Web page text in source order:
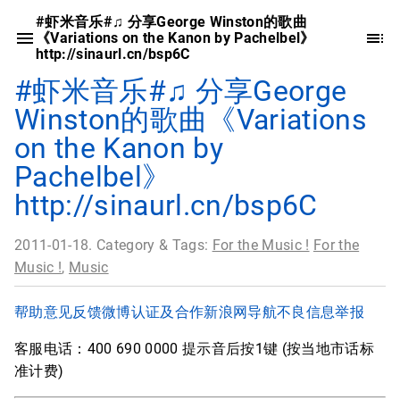
#虾米音乐#♫ 分享George Winston的歌曲
《Variations on the Kanon by Pachelbel》
http://sinaurl.cn/bsp6C
#虾米音乐#♫ 分享George
Winston的歌曲《Variations
on the Kanon by
Pachelbel》
http://sinaurl.cn/bsp6C
2011-01-18. Category & Tags: For the Music ! For the
Music !, Music
帮助意见反馈微博认证及合作新浪网导航不良信息举报
客服电话：400 690 0000 提示音后按1键 (按当地市话标
准计费)